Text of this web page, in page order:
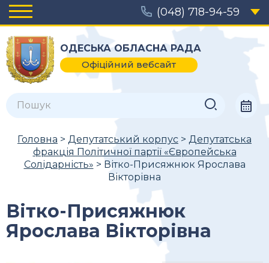
(048) 718-94-59
ОДЕСЬКА ОБЛАСНА РАДА
Офіційний вебсайт
Головна > Депутатський корпус > Депутатська
фракція Політичної партії «Європейська
Солідарність» > Вітко-Присяжнюк Ярослава
Вікторівна
Вітко-Присяжнюк
Ярослава Вікторівна